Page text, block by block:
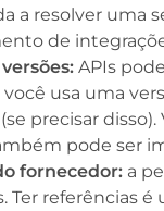
a resolver uma
de
APIs
usa uma
precisar
pode ser
fornecedor: a
Ter referências